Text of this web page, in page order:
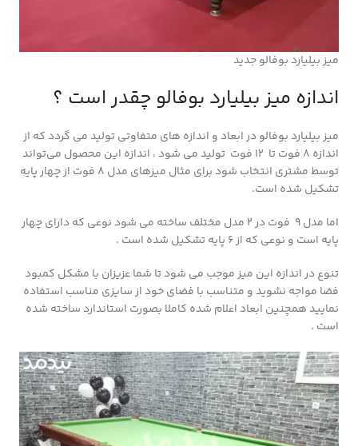
میز بیلیارد بوفالو جدید
اندازه میز بیلیارد بوفالو چقدر است ؟
میز بیلیارد بوفالو در ابعاد و اندازه های متفاوتی تولید می گردد که از
اندازه 8 فوت تا 12 فوت تولید می شود ، اندازه این محصول می‌تواند
توسط مشتری انتخاب شود برای مثال میزهای مدل 8 فوت از چهار پایه
تشکیل شده است.
اما مدل 9 فوت در ۲ مدل مختلف ساخته می شود نوعی که دارای چهار
پایه است و نوعی که از 6 پایه تشکیل شده است .
تنوع در اندازه این میز موجب می شود تا شما عزیزان با مشکل کمبود
فضا مواجه نشوید و متناسب با فضای خود از سایزی مناسب استفاده
نمایید همچنین ابعاد اعلام شده کاملا بصورت استاندارد ساخته شده
است .